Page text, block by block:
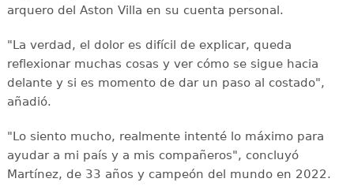
arquero del Aston Villa en su cuenta personal.
"La verdad, el dolor es difícil de explicar, queda
reflexionar muchas cosas y ver cómo se sigue hacia
delante y si es momento de dar un paso al costado",
añadió.
"Lo siento mucho, realmente intenté lo máximo para
ayudar a mi país y a mis compañeros", concluyó
Martínez, de 33 años y campeón del mundo en 2022.